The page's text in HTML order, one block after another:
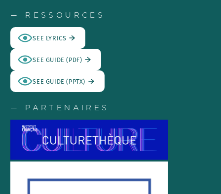
— RESSOURCES
SEE LYRICS
SEE GUIDE (PDF)
SEE GUIDE (PPTX)
— PARTENAIRES